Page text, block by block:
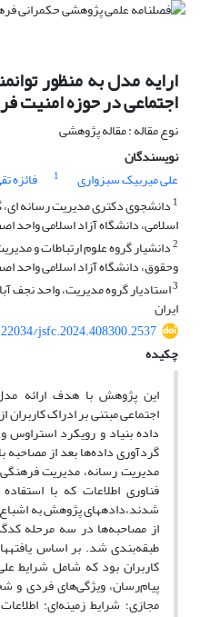
ارایه مدل به منظور
اجتماعی در حوزه امنیت
نوع مقاله : مقاله پژوهشی
نویسندگان
علی میربیک سبزواری
1 فائزه
1 دانشجوی دکتری مدیریت رسانه
اسلامی، دانشگاه آزاد اسلامی واحد
2دانشیار گروه علوم ارتباطات و
وحقوق، دانشگاه آزاد اسلامی واحد
3استادیار گروه مدیریت، واحد نجف
ایران
jsfc.2024.408300.2537
چکیده
این پژوهش با هدف ارائه
اجتماعی مبتنی بر ادراک
داده بنیاد و رویکرد
مدیریت رسانه، مدیریت
فناوری اطلاعات که با
شدند،داده­های پژوهش به
از مصاحبه‌ها در سه مرحله
طبقه‌بندی شد. بر اساس
کاربران بود که شامل شرایط
پیام‌رسان، ویژگی‌های فردی و
مجازی؛ شرایط زمینه‌ای: